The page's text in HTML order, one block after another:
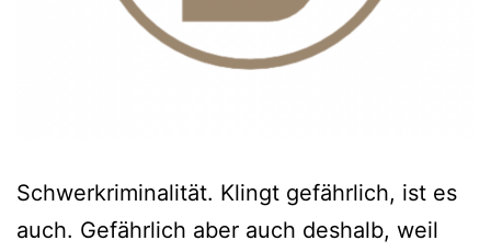
Schwerkriminalität. Klingt gefährlich, ist es
auch. Gefährlich aber auch deshalb, weil